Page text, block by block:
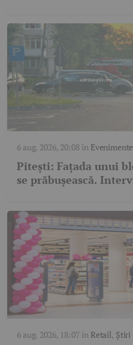
6 aug. 2026, 20:08în Evenimente
Pitești: Fațada unui
se prăbușească.
6 aug. 2026, 18:07în Retail, Știri